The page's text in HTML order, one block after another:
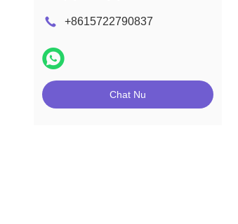
+8615722790837
Chat Nu